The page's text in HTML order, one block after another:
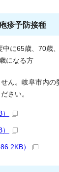
疹予防接種
中に65歳、70歳
になる方
ん。岐阜市内の
さい。
）